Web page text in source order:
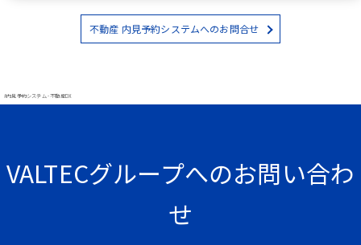
不動産 内見予約システムへのお問合せ
#内見予約システム - 不動産DX
VALTECグループへのお問い合わ
せ